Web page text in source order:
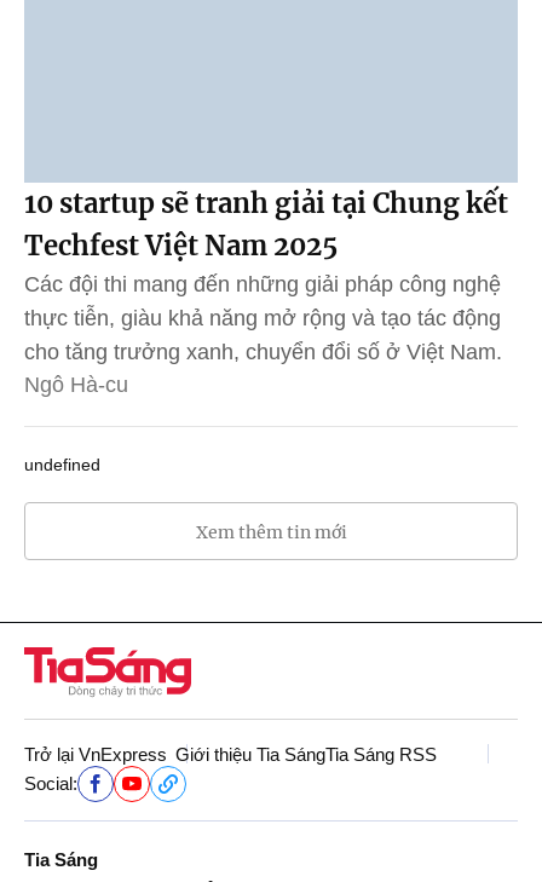
10 startup sẽ tranh giải tại Chung kết
Techfest Việt Nam 2025
Các đội thi mang đến những giải pháp công nghệ
thực tiễn, giàu khả năng mở rộng và tạo tác động
cho tăng trưởng xanh, chuyển đổi số ở Việt Nam.
Ngô Hà-cu
undefined
Xem thêm tin mới
Trở lại VnExpress Giới thiệu Tia SángTia Sáng RSS
Social:
Tia Sáng